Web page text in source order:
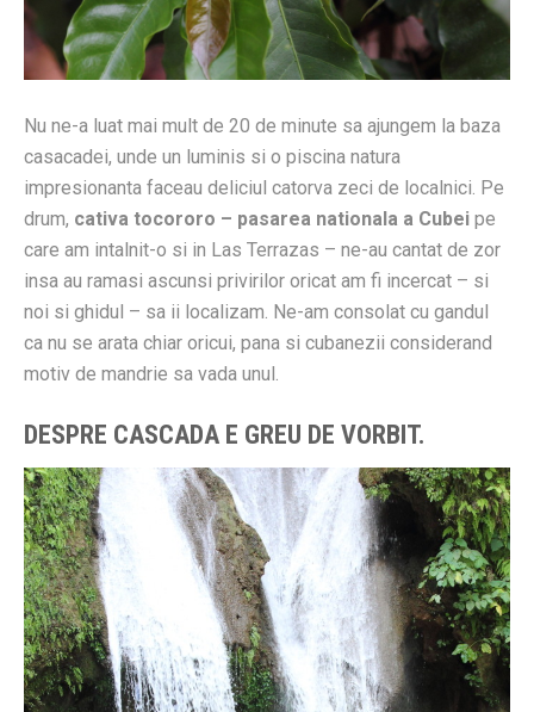
Nu ne-a luat mai mult de 20 de minute sa ajungem la baza
casacadei, unde un luminis si o piscina natura
impresionanta faceau deliciul catorva zeci de localnici. Pe
drum, cativa tocororo – pasarea nationala a Cubei pe
care am intalnit-o si in Las Terrazas – ne-au cantat de zor
insa au ramasi ascunsi privirilor oricat am fi incercat – si
noi si ghidul – sa ii localizam. Ne-am consolat cu gandul
ca nu se arata chiar oricui, pana si cubanezii considerand
motiv de mandrie sa vada unul.
DESPRE CASCADA E GREU DE VORBIT.